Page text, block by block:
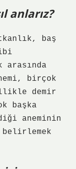
anlarız?
baş
birçok
demir
başka
aneminin